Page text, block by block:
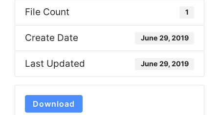
File Count 1
Create Date June 29, 2019
Last Updated June 29, 2019
Download